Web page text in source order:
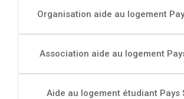
Organisation aide au logement
Association aide au logement
Aide au logement étudiant Pays